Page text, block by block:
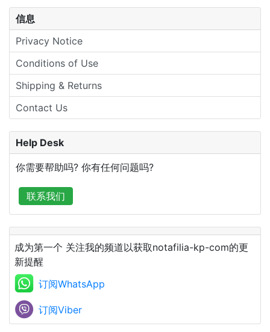
信息
Privacy Notice
Conditions of Use
Shipping & Returns
Contact Us
Help Desk
你需要帮助吗? 你有任何问题吗?
联系我们
成为第一个 关注我的频道以获取notafilia-kp-com的更
新提醒
订阅WhatsApp
订阅Viber